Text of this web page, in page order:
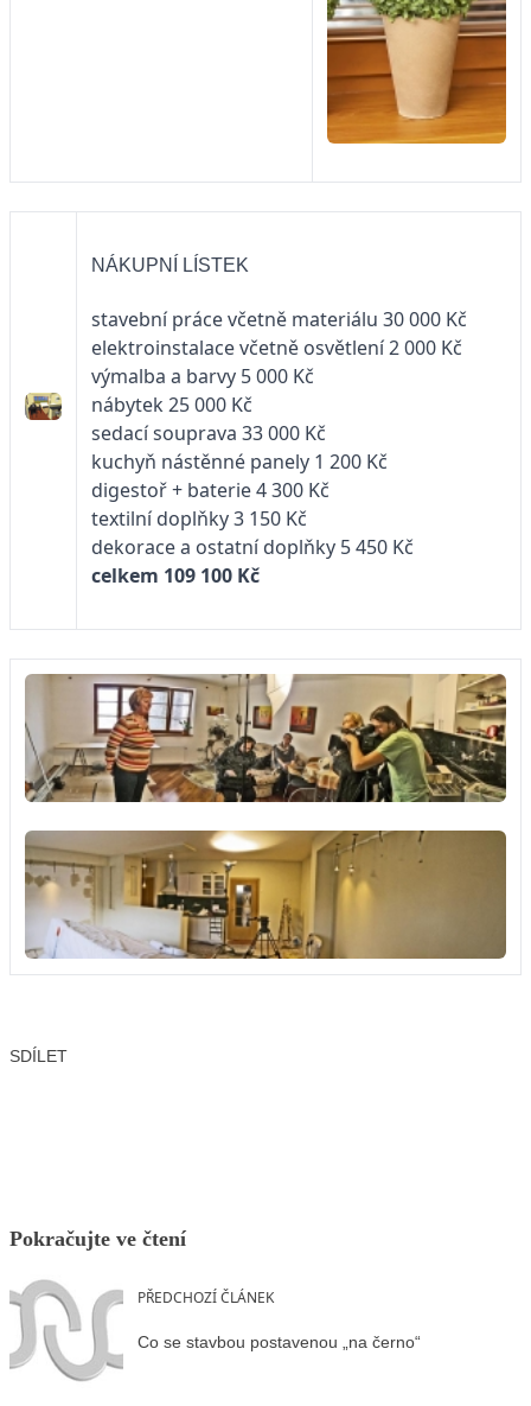
NÁKUPNÍ LÍSTEK
stavební práce včetně materiálu 30 000 Kč
elektroinstalace včetně osvětlení 2 000 Kč
výmalba a barvy 5 000 Kč
nábytek 25 000 Kč
sedací souprava 33 000 Kč
kuchyň nástěnné panely 1 200 Kč
digestoř + baterie 4 300 Kč
textilní doplňky 3 150 Kč
dekorace a ostatní doplňky 5 450 Kč
celkem 109 100 Kč
SDÍLET
Pokračujte ve čtení
PŘEDCHOZÍ ČLÁNEK
Co se stavbou postavenou „na černo“